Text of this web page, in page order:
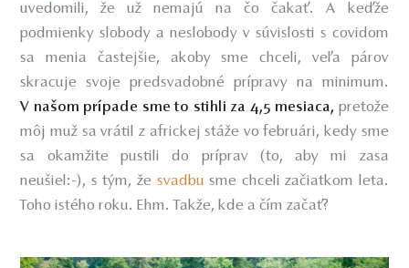
uvedomili, že už nemajú na čo čakať. A keďže
podmienky slobody a neslobody v súvislosti s covidom
sa menia častejšie, akoby sme chceli, veľa párov
skracuje svoje predsvadobné prípravy na minimum.
V našom prípade sme to stihli za 4,5 mesiaca, pretože
môj muž sa vrátil z africkej stáže vo februári, kedy sme
sa okamžite pustili do príprav (to, aby mi zasa
neušiel:-), s tým, že svadbu sme chceli začiatkom leta.
Toho istého roku. Ehm. Takže, kde a čím začať?